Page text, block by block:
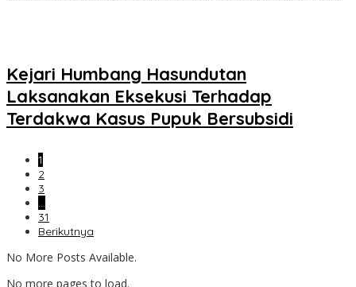
Kejari Humbang Hasundutan
Laksanakan Eksekusi Terhadap
Terdakwa Kasus Pupuk Bersubsidi
1
2
3
…
31
Berikutnya
No More Posts Available.
No more pages to load.